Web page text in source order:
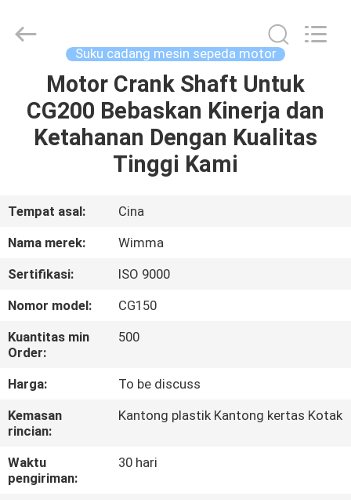
RUMAH
PRODUK
TENTANG
TUR
PABRIK
KONTROL
KUALITAS
BERITA
Spare
Parts
Suku cadang mesin sepeda motor
Motor Crank Shaft Untuk
CG200 Bebaskan Kinerja dan
Ketahanan Dengan Kualitas
Tinggi Kami
Tempat asal:
Cina
Nama merek:
Wimma
Sertifikasi:
ISO 9000
Nomor model:
CG150
Kuantitas min
Order:
500
Harga:
To be discuss
Kemasan
rincian:
Kantong plastik Kantong kertas Kotak
Waktu
pengiriman:
30 hari